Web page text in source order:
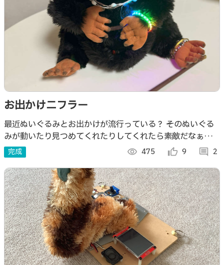
お出かけニフラー
最近ぬいぐるみとお出かけが流行っている？ そのぬいぐる
みが動いたり見つめてくれたりしてくれたら素敵だなぁと思
いぬいぐるみを改造してみました。
完成 visibility 475 thumb_up_alt 9 comment 2